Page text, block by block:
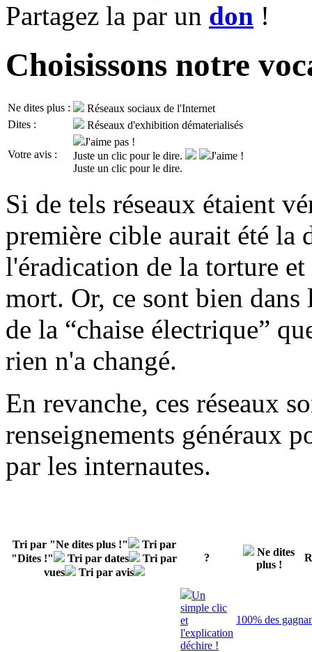
Partagez la par un don !
Choisissons notre
Ne dites plus :
Réseaux sociaux de l'Internet
Dites :
Réseaux d'exhibition dématerialisés
Votre avis :
J'aime pas !
Juste un clic pour le dire.
J'aime !
Juste un clic pour le dire.
Si de tels réseaux étaient
première cible aurait été la
l'éradication de la torture
mort. Or, ce sont bien dans
de la “chaise électrique”
rien n'a changé.
En revanche, ces réseaux
renseignements généraux
par les internautes.
Tri par "Ne dites plus !"
Tri par
"Dites !"
Tri par dates
Tri par
vues
Tri par avis
?
Ne dites
plus !
Un
simple clic
et
l'explication
déchire !
100% des